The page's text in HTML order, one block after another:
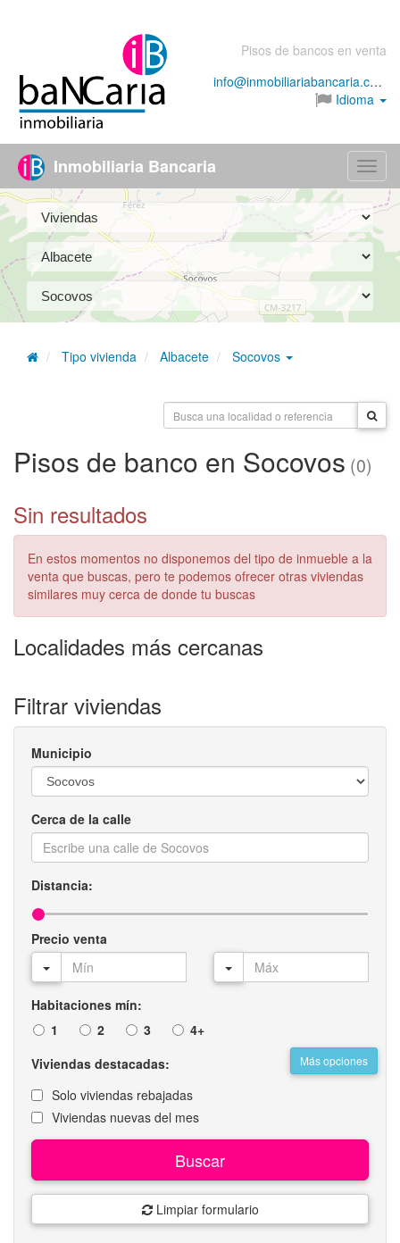
Pisos de bancos en venta
info@inmobiliariabancaria.com
Idioma
Menú
Inmobiliaria Bancaria
Tipo vivienda Albacete Socovos
Pisos de banco en Socovos (0)
Sin resultados
En estos momentos no disponemos del tipo de inmueble a la
venta que buscas, pero te podemos ofrecer otras viviendas
similares muy cerca de donde tu buscas
Localidades más cercanas
Filtrar viviendas
Municipio
Cerca de la calle
Distancia:
Precio venta
Habitaciones mín:
1
2 3 4+
Más opciones
Viviendas destacadas:
Solo viviendas rebajadas
Viviendas nuevas del mes
Buscar
Limpiar formulario